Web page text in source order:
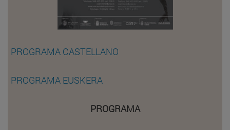
PROGRAMA CASTELLANO
PROGRAMA EUSKERA
PROGRAMA